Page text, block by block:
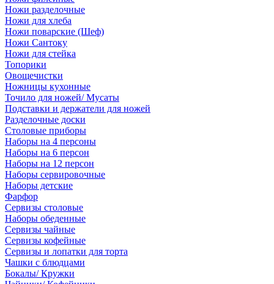
Ножи разделочные
Ножи для хлеба
Ножи поварские (Шеф)
Ножи Сантоку
Ножи для стейка
Топорики
Овощечистки
Ножницы кухонные
Точило для ножей/ Мусаты
Подставки и держатели для ножей
Разделочные доски
Столовые приборы
Наборы на 4 персоны
Наборы на 6 персон
Наборы на 12 персон
Наборы сервировочные
Наборы детские
Фарфор
Сервизы столовые
Наборы обеденные
Сервизы чайные
Сервизы кофейные
Сервизы и лопатки для торта
Чашки с блюдцами
Бокалы/ Кружки